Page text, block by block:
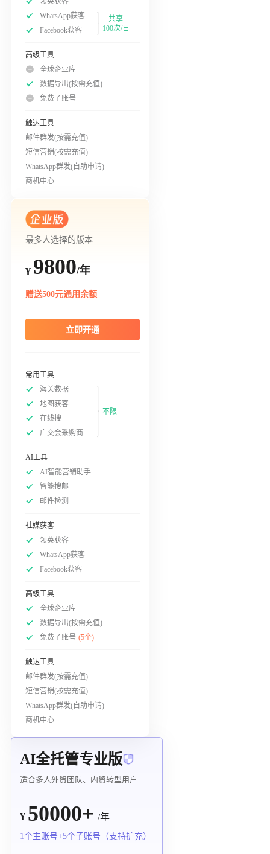
WhatsApp获客
Facebook获客
共享
100次/日
高级工具
全球企业库
数据导出(按需充值)
免费子账号
触达工具
邮件群发(按需充值)
短信营销(按需充值)
WhatsApp群发(自助申请)
商机中心
最多人选择的版本
¥ 9800/年
赠送500元通用余额
立即开通
常用工具
海关数据
地图获客
在线搜
广交会采购商
不限
AI工具
AI智能营销助手
智能搜邮
邮件检测
社媒获客
领英获客
WhatsApp获客
Facebook获客
高级工具
全球企业库
数据导出(按需充值)
免费子账号 (5个)
触达工具
邮件群发(按需充值)
短信营销(按需充值)
WhatsApp群发(自助申请)
商机中心
AI全托管专业版
适合多人外贸团队、内贸转型用户
¥ 50000+ /年
1个主账号+5个子账号（支持扩充）